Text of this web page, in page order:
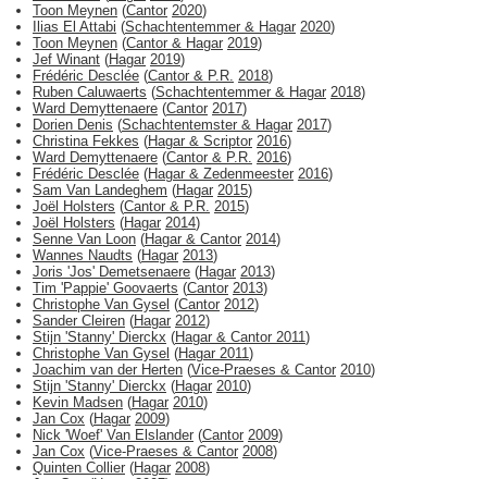
Toon Meynen (Cantor 2020)
Ilias El Attabi (Schachtentemmer & Hagar 2020)
Toon Meynen (Cantor & Hagar 2019)
Jef Winant (Hagar 2019)
Frédéric Desclée (Cantor & P.R. 2018)
Ruben Caluwaerts (Schachtentemmer & Hagar 2018)
Ward Demyttenaere (Cantor 2017)
Dorien Denis (Schachtentemster & Hagar 2017)
Christina Fekkes (Hagar & Scriptor 2016)
Ward Demyttenaere (Cantor & P.R. 2016)
Frédéric Desclée (Hagar & Zedenmeester 2016)
Sam Van Landeghem (Hagar 2015)
Joël Holsters (Cantor & P.R. 2015)
Joël Holsters (Hagar 2014)
Senne Van Loon (Hagar & Cantor 2014)
Wannes Naudts (Hagar 2013)
Joris 'Jos' Demetsenaere (Hagar 2013)
Tim 'Pappie' Goovaerts (Cantor 2013)
Christophe Van Gysel (Cantor 2012)
Sander Cleiren (Hagar 2012)
Stijn 'Stanny' Dierckx (Hagar & Cantor 2011)
Christophe Van Gysel (Hagar 2011)
Joachim van der Herten (Vice-Praeses & Cantor 2010)
Stijn 'Stanny' Dierckx (Hagar 2010)
Kevin Madsen (Hagar 2010)
Jan Cox (Hagar 2009)
Nick 'Woef' Van Elslander (Cantor 2009)
Jan Cox (Vice-Praeses & Cantor 2008)
Quinten Collier (Hagar 2008)